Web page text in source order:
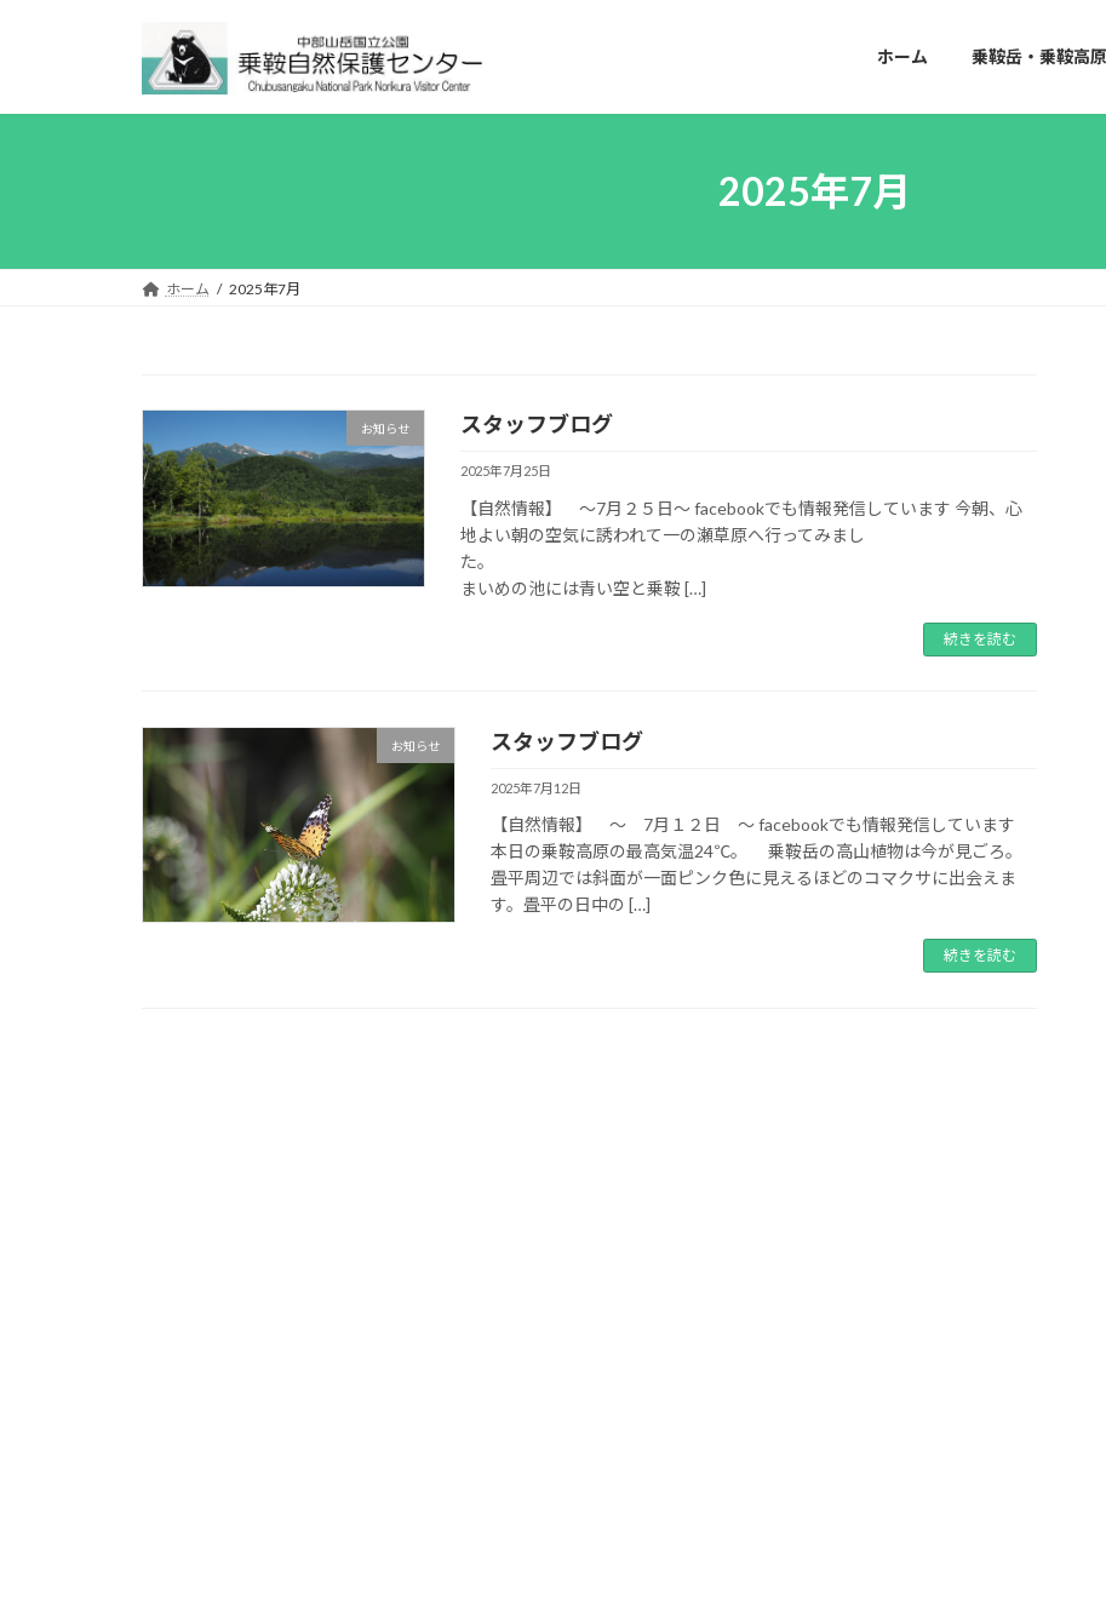
プ
動
ホーム 乗鞍岳・乗鞍高
2025年7月
ホーム 2025年7月
お知らせ スタッフブログ
2025年7月25日
【自然情報】 ～7月２５日～ facebookでも情報発信しています 今朝、心
地よい朝の空気に誘われて一の瀬草原へ行ってみまし
た。
まいめの池には青い空と乗鞍 […]
続きを読む
お知らせ スタッフブログ
2025年7月12日
【自然情報】 ～ 7月１２日 ～ facebookでも情報発信しています
本日の乗鞍高原の最高気温24℃。 乗鞍岳の高山植物は今が見ごろ。
畳平周辺では斜面が一面ピンク色に見えるほどのコマクサに出会えま
す。畳平の日中の […]
続きを読む